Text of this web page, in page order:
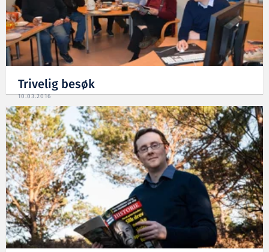
Trivelig besøk
10.03.2016